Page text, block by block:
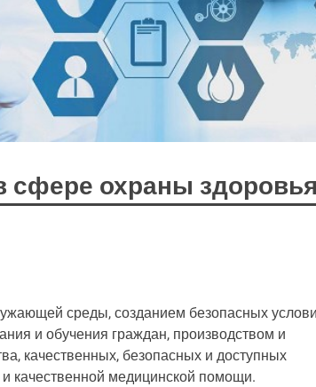
сфере охраны
среды, созданием безопасных
и обучения граждан, производством и
качественных, безопасных и доступных
качественной медицинской помощи.